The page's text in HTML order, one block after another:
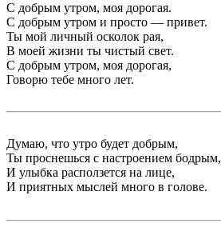
С добрым утром, моя дорогая.
С добрым утром и просто — привет.
Ты мой личный осколок рая,
В моей жизни ты чистый свет.
С добрым утром, моя дорогая,
Говорю тебе много лет.
Думаю, что утро будет добрым,
Ты проснешься с настроением бодрым,
И улыбка расползется на лице,
И приятных мыслей много в голове.